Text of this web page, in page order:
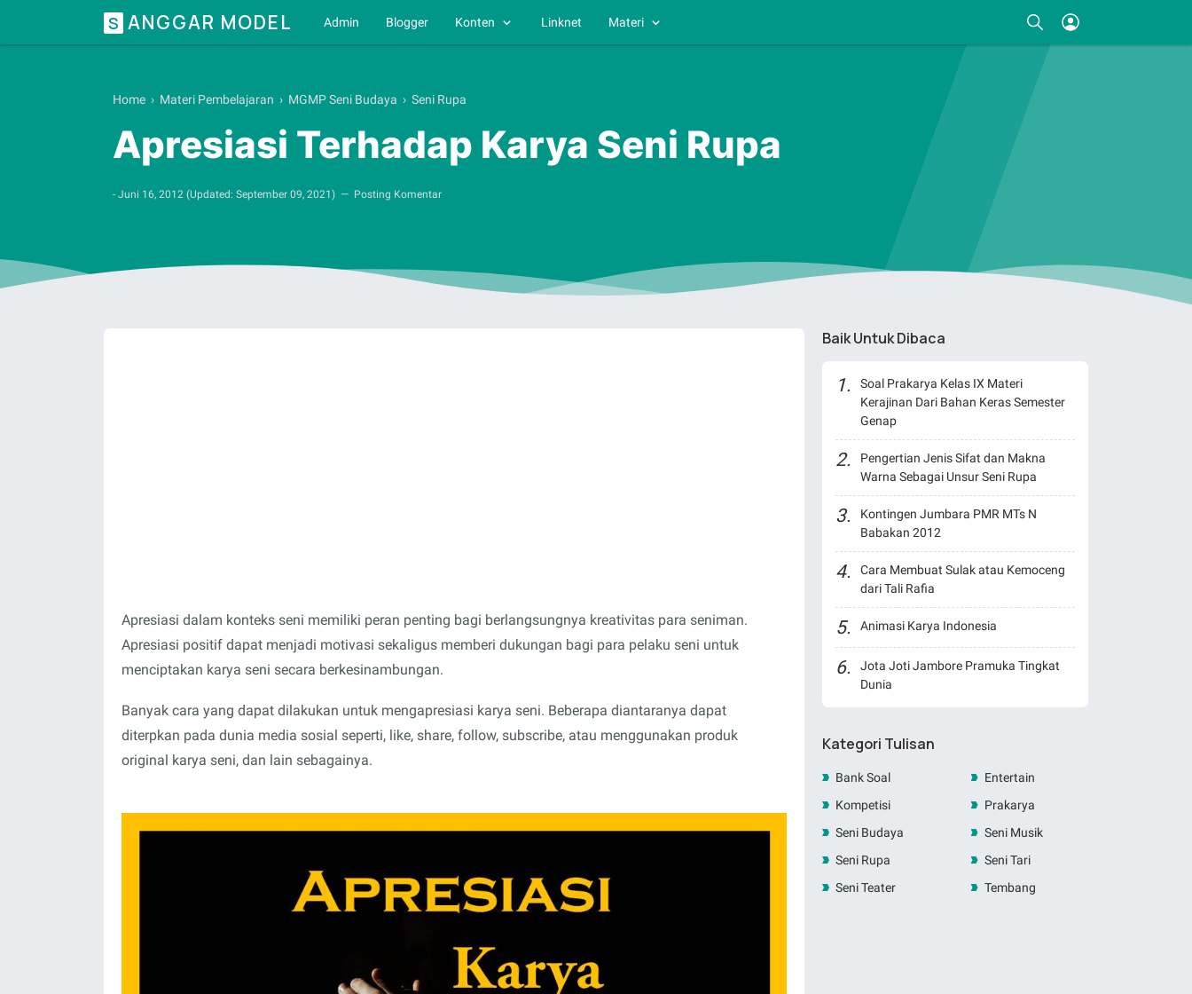
S ANGGAR MODEL Admin Blogger Konten Linknet Materi
Home › Materi Pembelajaran › MGMP Seni Budaya › Seni Rupa
Apresiasi Terhadap Karya Seni Rupa
- Juni 16, 2012 (Updated: September 09, 2021) Posting Komentar
Apresiasi dalam konteks seni memiliki peran penting bagi berlangsungnya kreativitas para seniman.
Apresiasi positif dapat menjadi motivasi sekaligus memberi dukungan bagi para pelaku seni untuk
menciptakan karya seni secara berkesinambungan.
Banyak cara yang dapat dilakukan untuk mengapresiasi karya seni. Beberapa diantaranya dapat
diterpkan pada dunia media sosial seperti, like, share, follow, subscribe, atau menggunakan produk
original karya seni, dan lain sebagainya.
Baik Untuk Dibaca
Soal Prakarya Kelas IX Materi
Kerajinan Dari Bahan Keras Semester
Genap
Pengertian Jenis Sifat dan Makna
Warna Sebagai Unsur Seni Rupa
Kontingen Jumbara PMR MTs N
Babakan 2012
Cara Membuat Sulak atau Kemoceng
dari Tali Rafia
Animasi Karya Indonesia
Jota Joti Jambore Pramuka Tingkat
Dunia
Kategori Tulisan
Bank Soal
Entertain
Kompetisi
Prakarya
Seni Budaya
Seni Musik
Seni Rupa
Seni Tari
Seni Teater
Tembang